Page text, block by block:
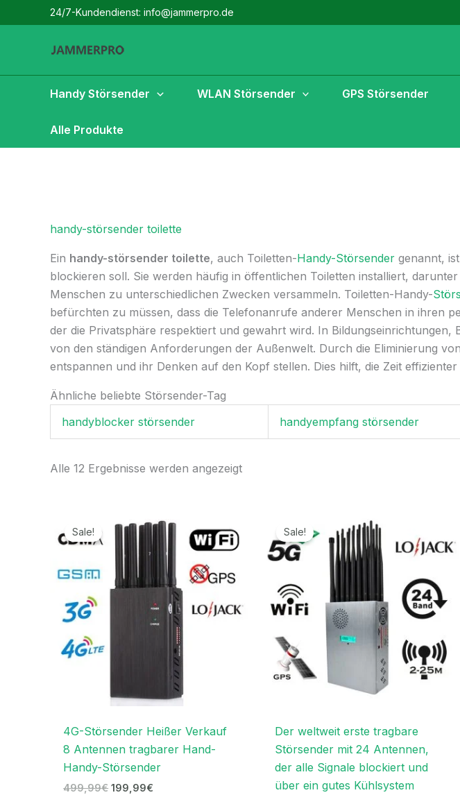
Inhalt
24/7-Kundendienst: info@jammerpro.de
Handy Störsender WLAN Störsender GPS Störsender
Alle Produkte
handy-störsender toilette
Ein handy-störsender toilette, auch Toiletten-Handy-Störsender genannt,
blockieren soll. Sie werden häufig in öffentlichen Toiletten installiert,
Menschen zu unterschiedlichen Zwecken versammeln. Toiletten-Handy-
befürchten zu müssen, dass die Telefonanrufe anderer Menschen in ihren
der die Privatsphäre respektiert und gewahrt wird. In
von den ständigen Anforderungen der Außenwelt. Durch die Eliminierung
entspannen und ihr Denken auf den Kopf stellen. Dies hilft, die Zeit
Ähnliche beliebte Störsender-Tag
handyblocker störsender
handyempfang störsender
Alle 12 Ergebnisse werden angezeigt
Sale!
4G-Störsender Heißer Verkauf
8 Antennen tragbarer Hand-
Handy-Störsender
499,99€
Preis
war:
499,99€
199,99€
Preis
ist:
199,99€.
Sale!
Der weltweit erste tragbare
Störsender mit 24 Antennen,
der alle Signale blockiert und
über ein gutes Kühlsystem
Preis
war:
1.299,00€
Preis
789,99€.